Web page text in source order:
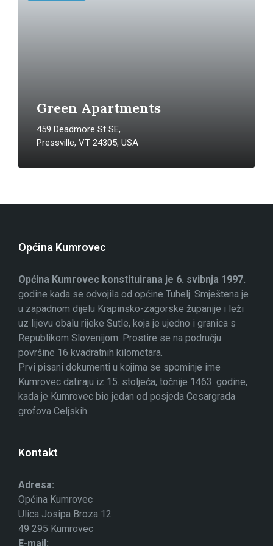
Green Apartments
459 Deadmore St SE,
Pressville, VT 24305, USA
Općina Kumrovec
Općina Kumrovec konstituirana je 6. svibnja 1997.
godine kada se odvojila od općine Tuhelj. Smještena je
u zapadnom dijelu Krapinsko-zagorske županije i leži
uz lijevu obalu rijeke Sutle, koja je ujedno i granica s
Republikom Slovenijom. Prostire se na području
površine 16 kvadratnih kilometara.
Prvi pisani dokumenti u kojima se spominje ime
Kumrovec datiraju iz 15. stoljeća, točnije 1463. godine,
kada je Kumrovec bio jedan od posjeda Cesargrada
grofova Celjskih.
Kontakt
Adresa:
Općina Kumrovec
Ulica Josipa Broza 12
49 295 Kumrovec
E-mail: